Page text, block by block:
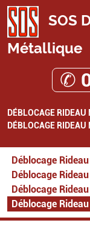
SOS
Métallique
✆
DÉBLOCAGE
DÉBLOCAGE
Déblocage
Déblocage
Déblocage
Déblocage